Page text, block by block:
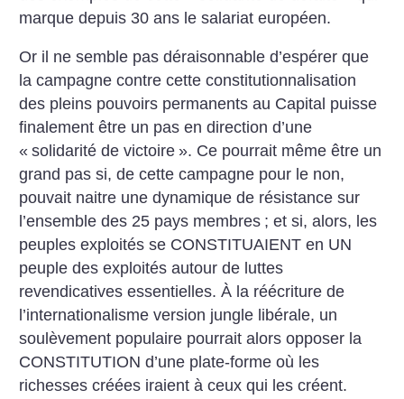
marque depuis 30 ans le salariat européen.
Or il ne semble pas déraisonnable d’espérer que
la campagne contre cette constitutionnalisation
des pleins pouvoirs permanents au Capital puisse
finalement être un pas en direction d’une
« solidarité de victoire ». Ce pourrait même être un
grand pas si, de cette campagne pour le non,
pouvait naitre une dynamique de résistance sur
l’ensemble des 25 pays membres ; et si, alors, les
peuples exploités se CONSTITUAIENT en UN
peuple des exploités autour de luttes
revendicatives essentielles. À la réécriture de
l’internationalisme version jungle libérale, un
soulèvement populaire pourrait alors opposer la
CONSTITUTION d’une plate-forme où les
richesses créées iraient à ceux qui les créent.